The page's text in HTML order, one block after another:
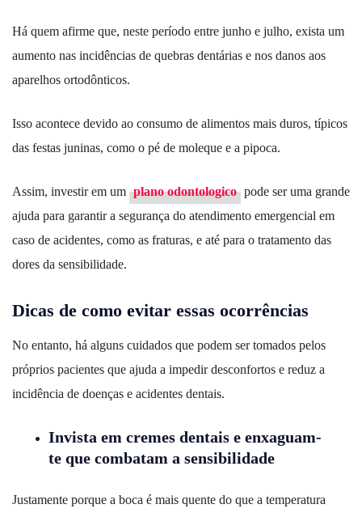
Há quem afirme que, neste período entre junho e julho, exista um
aumento nas incidências de quebras dentárias e nos danos aos
aparelhos ortodônticos.
Isso acontece devido ao consumo de alimentos mais duros, típicos
das festas juninas, como o pé de moleque e a pipoca.
Assim, investir em um plano odontologico pode ser uma grande
ajuda para garantir a segurança do atendimento emergencial em
caso de acidentes, como as fraturas, e até para o tratamento das
dores da sensibilidade.
Dicas de como evitar essas ocorrências
No entanto, há alguns cuidados que podem ser tomados pelos
próprios pacientes que ajuda a impedir desconfortos e reduz a
incidência de doenças e acidentes dentais.
Invista em cremes dentais e enxaguam-
te que combatam a sensibilidade
Justamente porque a boca é mais quente do que a temperatura